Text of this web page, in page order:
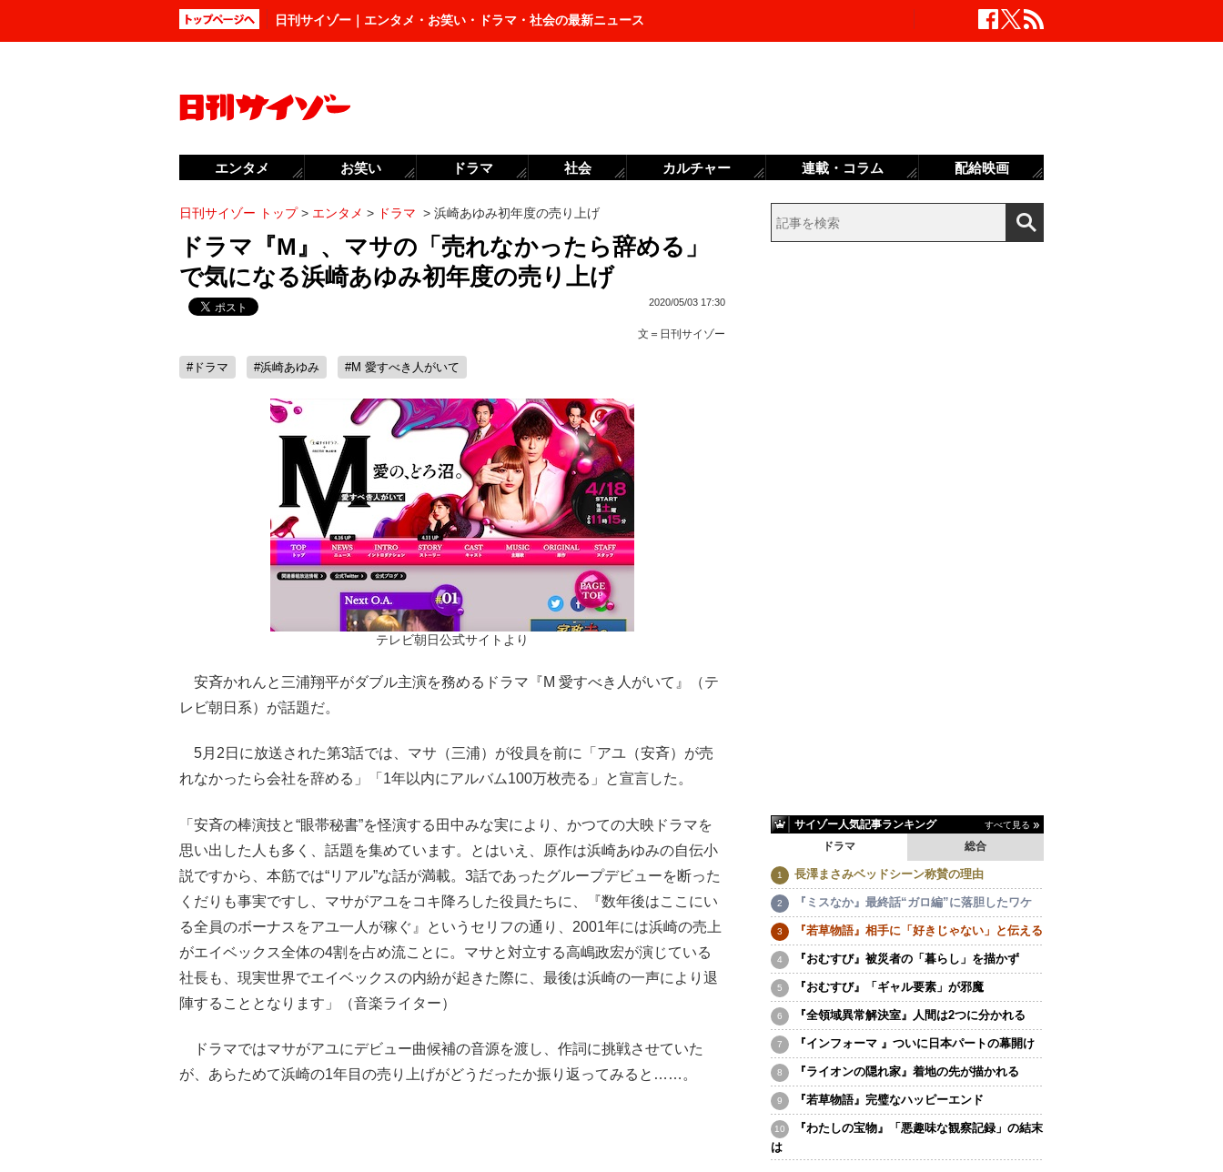
日刊サイゾー｜エンタメ・お笑い・ドラマ・社会の最新ニュース
日刊サイゾー トップ> エンタメ > ドラマ > 浜崎あゆみ初年度の売り上げ
ドラマ『M』、マサの「売れなかったら辞める」
で気になる浜崎あゆみ初年度の売り上げ
2020/05/03 17:30
文＝ 日刊サイゾー
#ドラマ #浜崎あゆみ #M 愛すべき人がいて
テレビ朝日公式サイトより
安斉かれんと三浦翔平がダブル主演を務めるドラマ『M 愛すべき人がいて』（テ
レビ朝日系）が話題だ。
5月2日に放送された第3話では、マサ（三浦）が役員を前に「アユ（安斉）が売
れなかったら会社を辞める」「1年以内にアルバム100万枚売る」と宣言した。
「安斉の棒演技と“眼帯秘書”を怪演する田中みな実により、かつての大映ドラマを
思い出した人も多く、話題を集めています。とはいえ、原作は浜崎あゆみの自伝小
説ですから、本筋では“リアル”な話が満載。3話であったグループデビューを断った
くだりも事実ですし、マサがアユをコキ降ろした役員たちに、『数年後はここにい
る全員のボーナスをアユ一人が稼ぐ』というセリフの通り、2001年には浜崎の売上
がエイベックス全体の4割を占め流ことに。マサと対立する高嶋政宏が演じている
社長も、現実世界でエイベックスの内紛が起きた際に、最後は浜崎の一声により退
陣することとなります」（音楽ライター）
ドラマではマサがアユにデビュー曲候補の音源を渡し、作詞に挑戦させていた
が、あらためて浜崎の1年目の売り上げがどうだったか振り返ってみると……。
サイゾー人気記事ランキング すべて見る
ドラマ 総合
長澤まさみベッドシーン称賛の理由
『ミスなか』最終話“ガロ編”に落胆したワケ
『若草物語』相手に「好きじゃない」と伝える
『おむすび』被災者の「暮らし」を描かず
『おむすび』「ギャル要素」が邪魔
『全領域異常解決室』人間は2つに分かれる
『インフォーマ 』ついに日本パートの幕開け
『ライオンの隠れ家』着地の先が描かれる
『若草物語』完璧なハッピーエンド
『わたしの宝物』「悪趣味な観察記録」の結末
は
エンタメ お笑い ドラマ 社会 カルチャー 連載・コラム 配給映画